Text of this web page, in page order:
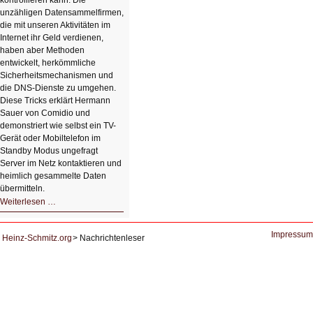
unzähligen Datensammelfirmen,
die mit unseren Aktivitäten im
Internet ihr Geld verdienen,
haben aber Methoden
entwickelt, herkömmliche
Sicherheitsmechanismen und
die DNS-Dienste zu umgehen.
Diese Tricks erklärt Hermann
Sauer von Comidio und
demonstriert wie selbst ein TV-
Gerät oder Mobiltelefon im
Standby Modus ungefragt
Server im Netz kontaktieren und
heimlich gesammelte Daten
übermitteln.
Weiterlesen …
DNS
Heinz-Schmitz.org
Nachrichtenleser Impressum